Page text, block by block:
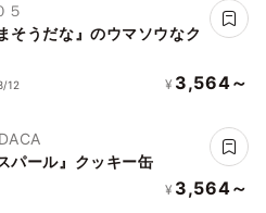
５
そうだな』のウマソウなク
12 ¥ 3,564～
パール』クッキー缶
¥ 3,564～